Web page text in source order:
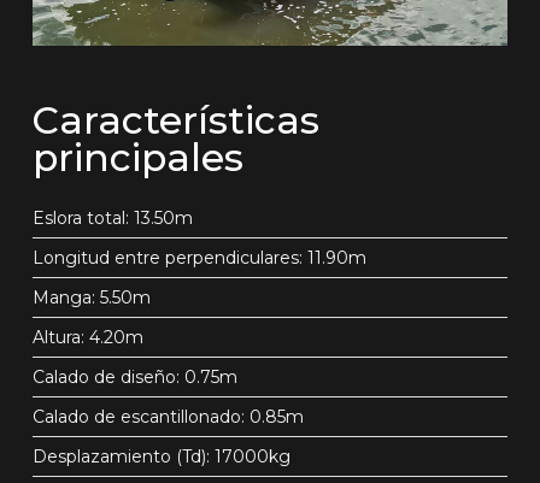
Características
principales
Eslora total: 13.50m
Longitud entre perpendiculares: 11.90m
Manga: 5.50m
Altura: 4.20m
Calado de diseño: 0.75m
Calado de escantillonado: 0.85m
Desplazamiento (Td): 17000kg